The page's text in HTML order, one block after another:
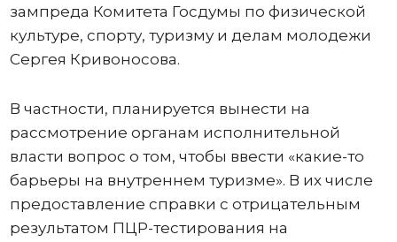
зампреда Комитета Госдумы по физической
культуре, спорту, туризму и делам молодежи
Сергея Кривоносова.
В частности, планируется вынести на
рассмотрение органам исполнительной
власти вопрос о том, чтобы ввести «какие-то
барьеры на внутреннем туризме». В их числе
предоставление справки с отрицательным
результатом ПЦР-тестирования на